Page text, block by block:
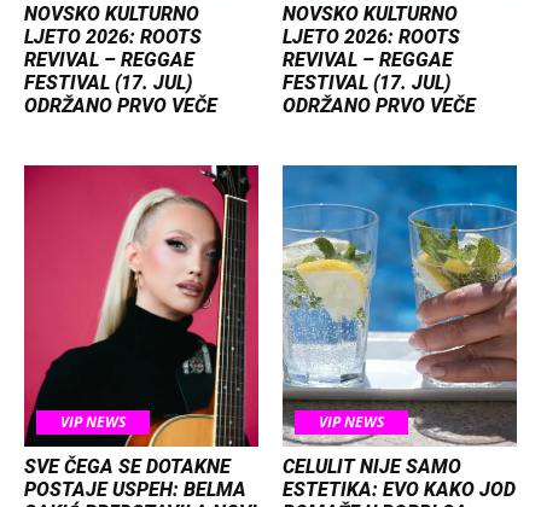
NOVSKO KULTURNO
LJETO 2026: ROOTS
REVIVAL – REGGAE
FESTIVAL (17. JUL)
ODRŽANO PRVO VEČE
NOVSKO KULTURNO
LJETO 2026: ROOTS
REVIVAL – REGGAE
FESTIVAL (17. JUL)
ODRŽANO PRVO VEČE
VIP NEWS
SVE ČEGA SE DOTAKNE
POSTAJE USPEH: BELMA
VIP NEWS
CELULIT NIJE SAMO
ESTETIKA: EVO KAKO JOD